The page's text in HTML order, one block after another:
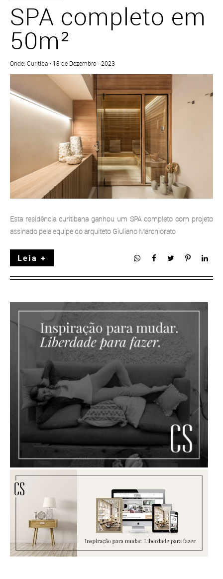
SPA completo em
50m²
Onde: Curitiba • 18 de Dezembro - 2023
Esta residência curitibana ganhou um SPA completo com projeto
assinado pela equipe do arquiteto Giuliano Marchiorato
Leia +